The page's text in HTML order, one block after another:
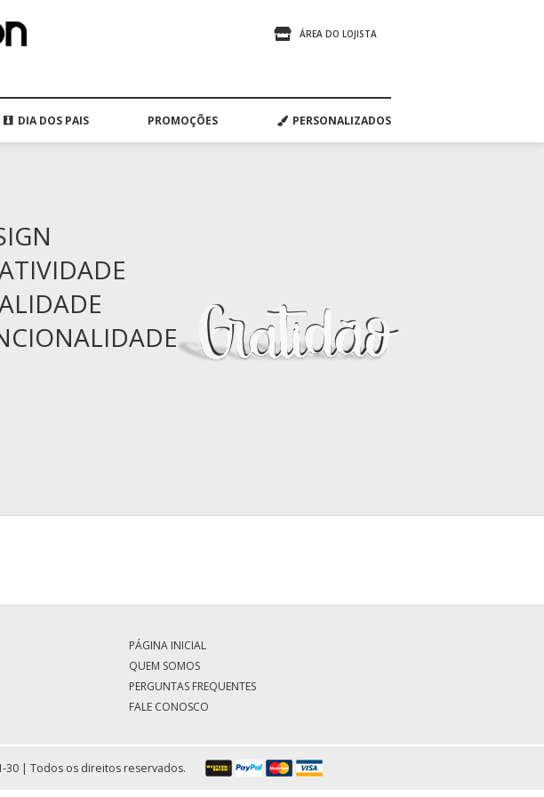
ÁREA DO LOJISTA
DIA DOS PAIS PROMOÇÕES PERSONALIZADOS
PÁGINA INICIAL
QUEM SOMOS
PERGUNTAS FREQUENTES
FALE CONOSCO
30 | Todos os direitos reservados.